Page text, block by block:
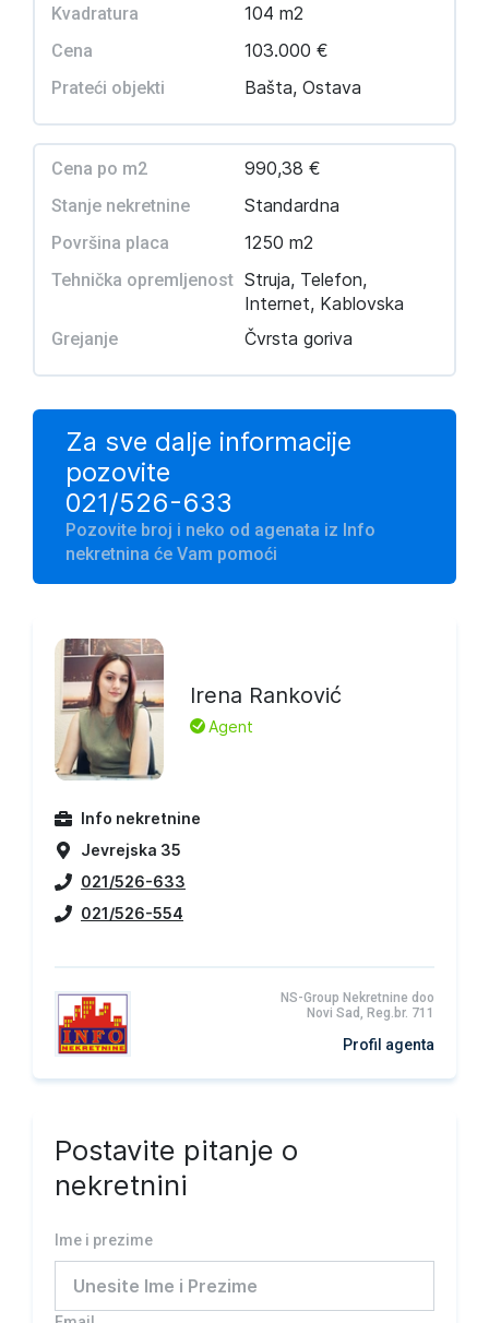
Kvadratura 104 m2
Cena 103.000 €
Prateći objekti Bašta, Ostava
Cena po m2 990,38 €
Stanje nekretnine Standardna
Površina placa 1250 m2
Tehnička opremljenost Struja, Telefon,
Internet, Kablovska
Grejanje Čvrsta goriva
Za sve dalje informacije
pozovite
021/526-633
Pozovite broj i neko od agenata iz Info
nekretnina će Vam pomoći
Irena Ranković
L Agent
Info nekretnine
Jevrejska 35
021/526-633
021/526-554
NS-Group Nekretnine doo
Novi Sad, Reg.br. 711
Profil agenta
Postavite pitanje o
nekretnini
Ime i prezime